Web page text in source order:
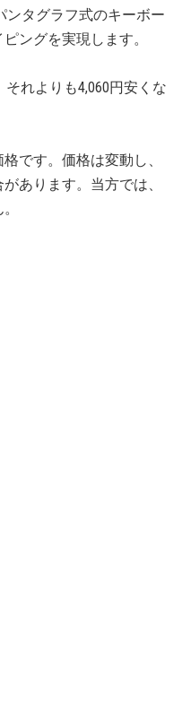
ンタグラフ式のキーボー
ングを実現します。
れよりも4,060円安くな
です。価格は変動し、
あります。当方では、